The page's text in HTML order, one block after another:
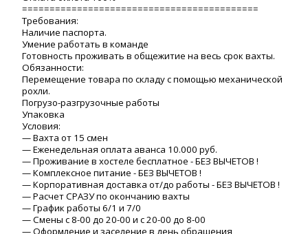
===========================================
Требования:
Наличие паспорта.
Умение работать в команде
Готовность проживать в общежитие на весь срок вахты.
Обязанности:
Перемещение товара по складу с помощью механической
рохли.
Погрузо-разгрузочные работы
Упаковка
Условия:
— Вахта от 15 смен
— Еженедельная оплата аванса 10.000 руб.
— Проживание в хостеле бесплатное - БЕЗ ВЫЧЕТОВ !
— Комплексное питание - БЕЗ ВЫЧЕТОВ !
— Корпоративная доставка от/до работы - БЕЗ ВЫЧЕТОВ !
— Расчет СРАЗУ по окончанию вахты
— График работы 6/1 и 7/0
— Смены с 8-00 до 20-00 и с 20-00 до 8-00
— Оформление и заселение в день обращения